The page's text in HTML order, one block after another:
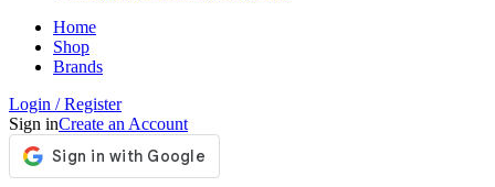
Home
Shop
Brands
Login / Register
Sign inCreate an Account